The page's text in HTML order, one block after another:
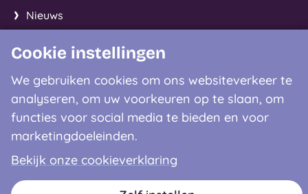
Cookie instellingen
We gebruiken cookies om ons websiteverkeer te
analyseren, om uw voorkeuren op te slaan, om
functies voor social media te bieden en voor
marketingdoeleinden.
Bekijk onze cookieverklaring
Nieuws
Contactgegevens
0900 - 8122
Disclaimer Privacyverklaring Cookieverklaring